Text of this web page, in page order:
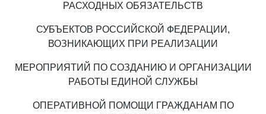
РАСХОДНЫХ ОБЯЗАТЕЛЬСТВ
СУБЪЕКТОВ РОССИЙСКОЙ ФЕДЕРАЦИИ,
ВОЗНИКАЮЩИХ ПРИ РЕАЛИЗАЦИИ
МЕРОПРИЯТИЙ ПО СОЗДАНИЮ И ОРГАНИЗАЦИИ
РАБОТЫ ЕДИНОЙ СЛУЖБЫ
ОПЕРАТИВНОЙ ПОМОЩИ ГРАЖДАНАМ ПО